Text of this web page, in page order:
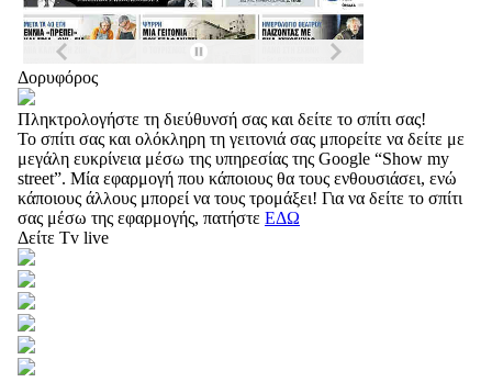
Δορυφόρος
Πληκτρολογήστε τη διεύθυνσή σας και δείτε το σπίτι σας!
Το σπίτι σας και ολόκληρη τη γειτονιά σας μπορείτε να δείτε με
μεγάλη ευκρίνεια μέσω της υπηρεσίας της Google “Show my
street”. Μία εφαρμογή που κάποιους θα τους ενθουσιάσει, ενώ
κάποιους άλλους μπορεί να τους τρομάξει! Για να δείτε το σπίτι
σας μέσω της εφαρμογής, πατήστε ΕΔΩ
Δείτε Tv live